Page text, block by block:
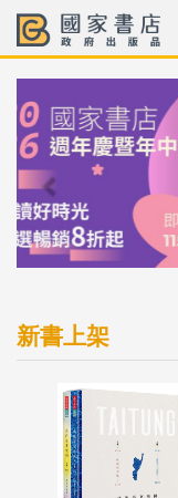
新書上架